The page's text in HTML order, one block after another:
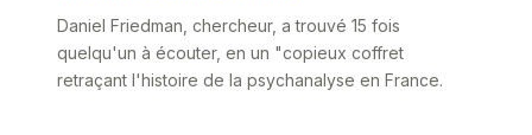
Daniel Friedman, chercheur, a trouvé 15 fois
quelqu'un à écouter, en un "copieux coffret
retraçant l'histoire de la psychanalyse en France.